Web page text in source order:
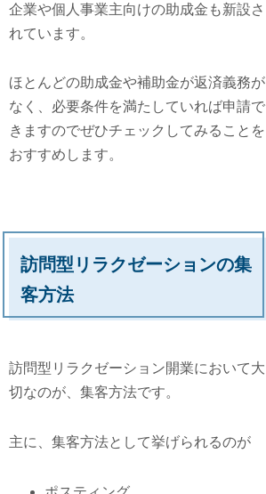
企業や個人事業主向けの助成金も新設さ
れています。
ほとんどの助成金や補助金が返済義務が
なく、必要条件を満たしていれば申請で
きますのでぜひチェックしてみることを
おすすめします。
訪問型リラクゼーションの集
客方法
訪問型リラクゼーション開業において大
切なのが、集客方法です。
主に、集客方法として挙げられるのが